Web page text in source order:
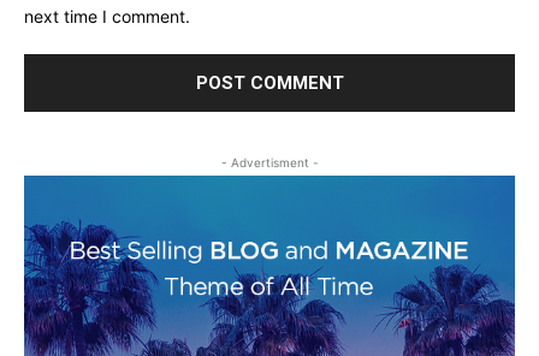
next time I comment.
- Advertisment -